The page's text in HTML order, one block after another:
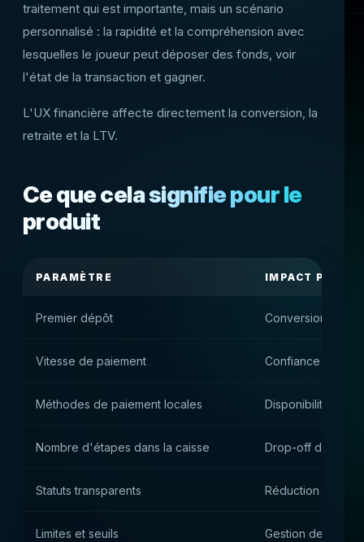
traitement qui est importante, mais un scénario
personnalisé : la rapidité et la compréhension avec
lesquelles le joueur peut déposer des fonds, voir
l'état de la transaction et gagner.
L'UX financière affecte directement la conversion, la
retraite et la LTV.
Ce que cela signifie pour le
produit
PARAMÈTRE IMPACT
Premier dépôt Conversion de
Vitesse de paiement Confiance et
Méthodes de paiement locales Disponibilité du
Nombre d'étapes dans la caisse Drop-off dans le
Statuts transparents Réduction de la
Limites et seuils Gestion des